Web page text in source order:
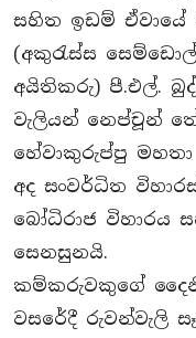
සහිත ඉඩම්
(අකුරැස්ස
අයිතිකරු) පී.එල්.
වැලියන් නෙප්චූන්
හේවාකුරුප්පු
අද සංවර්ධිත
බෝධිරාජ විහාරය
සෙනසුනයි.
කම්කරුවකුගේ
වසරේදී රුවන්වැලි